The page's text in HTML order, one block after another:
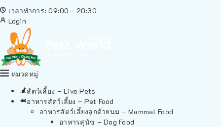
เวลาทำการ: 09:00 - 20:30
Login
หมวดหมู่
สัตว์เลี้ยง – Live Pets
อาหารสัตว์เลี้ยง – Pet Food
อาหารสัตว์เลี้ยงลูกด้วยนม – Mammal Food
อาหารสุนัข – Dog Food